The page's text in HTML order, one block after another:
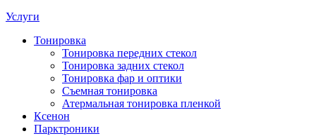
Услуги
Тонировка
Тонировка передних стекол
Тонировка задних стекол
Тонировка фар и оптики
Съемная тонировка
Атермальная тонировка пленкой
Ксенон
Парктроники